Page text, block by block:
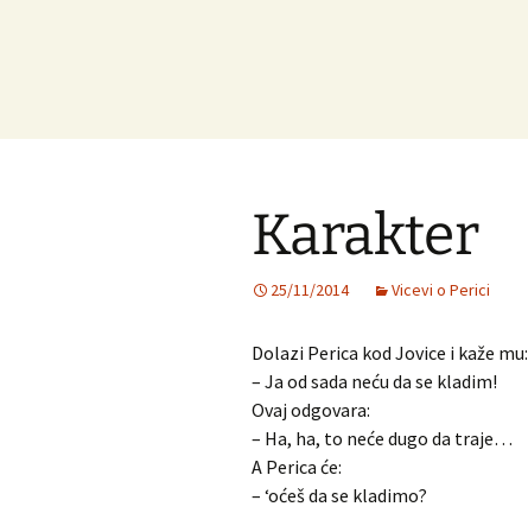
Karakter
25/11/2014 Vicevi o Perici
Dolazi Perica kod Jovice i kaže mu:
– Ja od sada neću da se kladim!
Ovaj odgovara:
– Ha, ha, to neće dugo da traje…
A Perica će:
– ‘oćeš da se kladimo?